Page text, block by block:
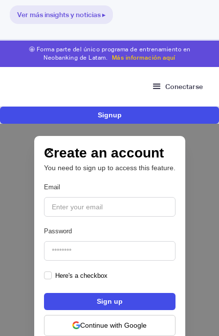
Ver más insights y noticias ▸
🤩 Forma parte del único programa de entrenamiento en
Neobanking de Latam.
Más información aquí
Conectarse
Signup
Create an account
You need to sign up to access this feature.
Email
Password
Here's a checkbox
Continue with Google
desde cuentas bancarias en México
OPEN FINANCE 🔑
pago de servicios desde su app en México
NEOBANCOS 📲